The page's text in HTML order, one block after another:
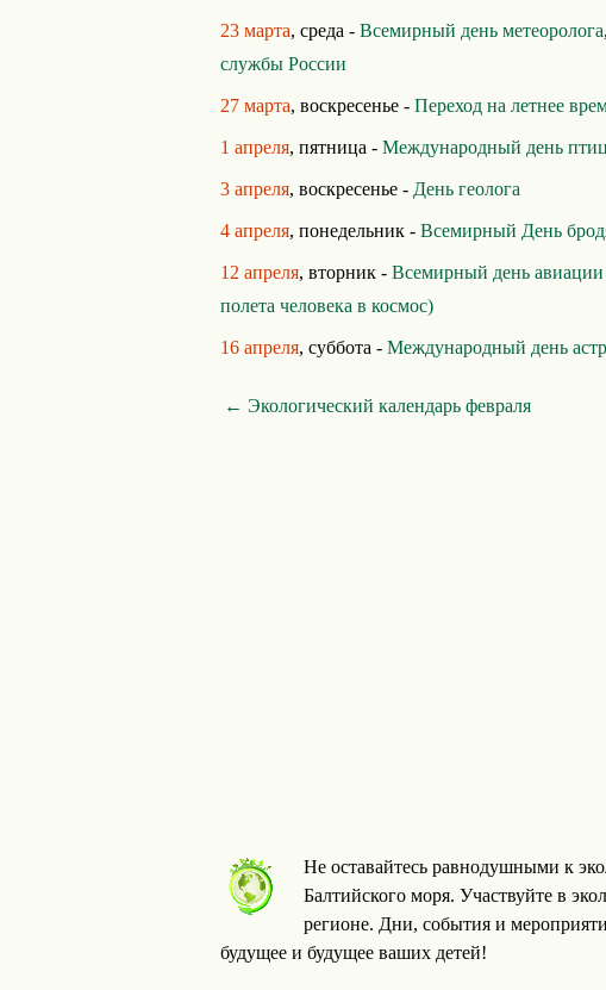
23 марта, среда - Всемирный день метеоролога,
службы России
27 марта, воскресенье - Переход на летнее
1 апреля, пятница - Международный день
3 апреля, воскресенье - День геолога
4 апреля, понедельник - Всемирный День
12 апреля, вторник - Всемирный день
полета человека в космос)
16 апреля, суббота - Международный день
← Экологический календарь февраля
Не оставайтесь равнодушными к
Балтийского моря. Участвуйте в
регионе. Дни, события и
будущее и будущее ваших детей!